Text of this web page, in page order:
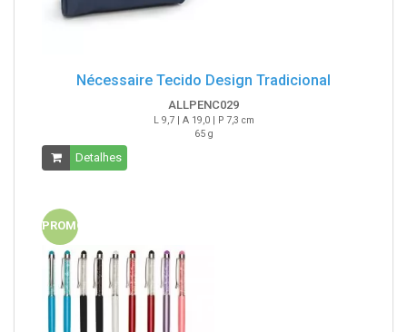
Nécessaire Tecido Design Tradicional
ALLPENC029
L 9,7 | A 19,0 | P 7,3 cm
65 g
Detalhes
PROMO